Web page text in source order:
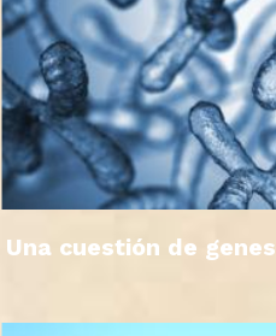
Una cuestión de genes